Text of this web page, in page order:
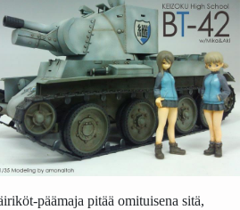
päämaja pitää omituisena sitä,